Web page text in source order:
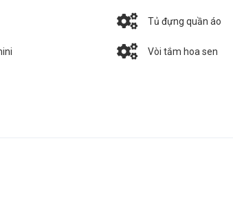
Tủ đựng quần áo
Vòi tắm hoa sen